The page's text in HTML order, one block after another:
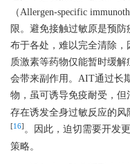
（Allergen-specific
限。避免接触过敏原是预
布于各处，难以完全清除
质激素等药物仅能暂时缓
会带来副作用。AIT通过长
物，虽可诱导免疫耐受，但
存在诱发全身过敏反应的
[16] 。因此，迫切需要开发
策略。